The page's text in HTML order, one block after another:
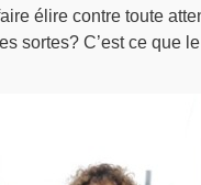
élire contre toute
sortes? C’est ce que